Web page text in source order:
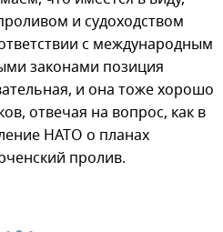
и судоходством
с международным
законами позиция
и она тоже хорошо
отвечая на вопрос, как в
НАТО о планах
пролив.